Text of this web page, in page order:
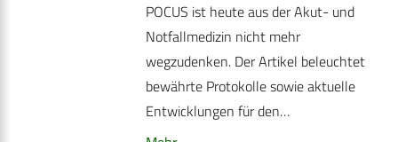
POCUS ist heute aus der Akut- und
Notfallmedizin nicht mehr
wegzudenken. Der Artikel beleuchtet
bewährte Protokolle sowie aktuelle
Entwicklungen für den…